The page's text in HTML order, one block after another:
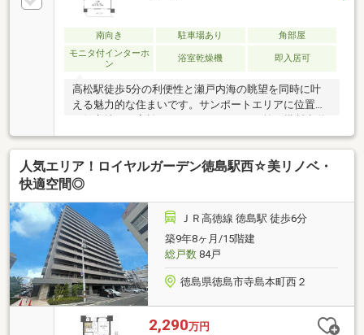
南向き 駐車場あり
角部屋
モニタ付インターホ
ン
浴室乾燥機 即入居可
高松駅徒歩5分の利便性と瀬戸内海の眺望を同時に叶
える魅力的な住まいです。サンポートエリアに位置す
る好立地で、高松アリーナはマンション前の横断歩道
を渡ると目の前！通勤・買い物もスムーズに完結する
素敵なマンションです。高層階ならではの開放感あふ
れる眺望は、毎日の暮らしに特別感をプラス。さら
に、キッチン・浴室・洗面など水回りがリフォーム済
ます。3LDKのゆとりある間取りは、ファミリーはもち
ろん在宅ワークにも対応。都市生活を快適に楽しみた
い方にぴったりの一室です。
人気エリア！ロイヤルガーデン徳島駅西☆美リノベ・
快適空間◎
ＪＲ高徳線 徳島駅 徒歩6分
築9年8ヶ月/15階建
総戸数84戸
徳島県徳島市寺島本町西２
2,290万円